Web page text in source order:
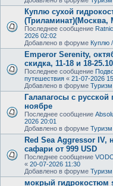
Куплю сухой
(Триламинат)(Москва,
Последнее сообщение
2026 02:02
Добавлено в форуме Куплю
Emperor Serenity,
скидка, 11-18 и 18-25.10
Последнее сообщение
путешествия « 21-07-2026
Добавлено в форуме Туризм
Галапагосы с русской
ноябре
Последнее сообщение
2026 20:01
Добавлено в форуме Туризм
Red Sea Aggressor IV,
сафари от 999 USD
Последнее сообщение
« 20-07-2026 11:30
Добавлено в форуме Туризм
мокрый гидрокостюм